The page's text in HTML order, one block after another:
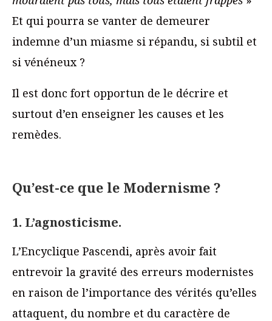
Et qui pourra se vanter de demeurer
indemne d’un miasme si répandu, si subtil et
si vénéneux ?
Il est donc fort opportun de le décrire et
surtout d’en enseigner les causes et les
remèdes.
Qu’est-ce que le Modernisme ?
1. L’agnosticisme.
L’Encyclique Pascendi, après avoir fait
entrevoir la gravité des erreurs modernistes
en raison de l’importance des vérités qu’elles
attaquent, du nombre et du caractère de